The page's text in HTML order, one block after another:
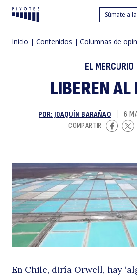
Pivotes Súmate a
Inicio | Contenidos | Columnas de
EL MERCURIO
LIBEREN AL
POR: JOAQUÍN BARAÑAO 6
COMPARTIR
En Chile, diría Orwell, hay